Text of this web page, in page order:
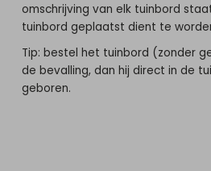
omschrijving van elk tuinbord
tuinbord geplaatst dient te
Tip: bestel het tuinbord (zonder
de bevalling, dan hij direct in de
geboren.